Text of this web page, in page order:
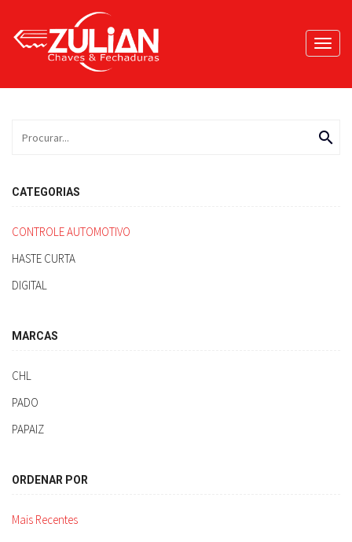
search
CATEGORIAS
CONTROLE AUTOMOTIVO
HASTE CURTA
DIGITAL
MARCAS
CHL
PADO
PAPAIZ
ORDENAR POR
Mais Recentes